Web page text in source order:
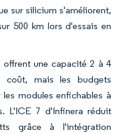
sur silicium s'améliorent,
500 km lors d'essais en
offrent une capacité 2 à 4
mais les budgets
modules enfichables à
L'ICE 7 d'Infinera réduit
grâce à l'intégration